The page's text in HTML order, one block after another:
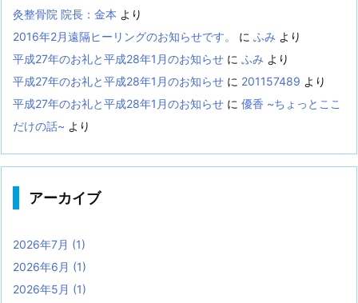
灸整骨院 院長：金本 より
2016年2月遠隔ヒーリングのお知らせです。
に ふみ より
平成27年のお礼と平成28年1月のお知らせ に ふみ より
平成27年のお礼と平成28年1月のお知らせ に 201157489 より
平成27年のお礼と平成28年1月のお知らせ に 優香 ~ちょっとここ
だけの話~ より
アーカイブ
2026年7月 (1)
2026年6月 (1)
2026年5月 (1)